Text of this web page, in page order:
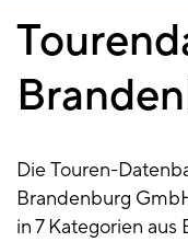
Tourendatenbank
Brandenburg
Die Touren-
Brandenburg
in 7 Kategorien